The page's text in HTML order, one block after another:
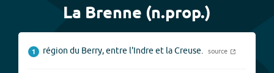
La Brenne (n.prop.)
1 région du Berry, entre l'Indre et la Creuse. source